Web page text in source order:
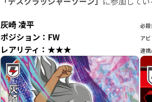
灰崎 凌平
ポジション：FW
レアリティ：★★★
必
ア
連